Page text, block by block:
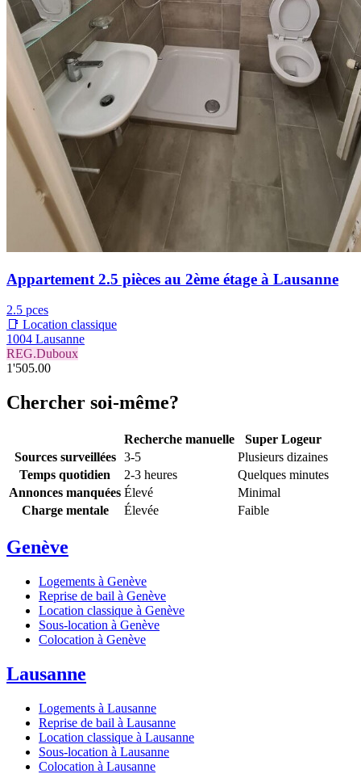
Appartement 2.5 pièces au 2ème étage à Lausanne
2.5 pces
📑 Location classique
1004 Lausanne
REG.Duboux
1'505.00
Chercher soi-même?
Recherche manuelle
Super Logeur
Sources surveillées
3-5
Plusieurs dizaines
Temps quotidien
2-3 heures
Quelques minutes
Annonces manquées Élevé
Minimal
Charge mentale
Élevée Faible
Genève
Logements à Genève
Reprise de bail à Genève
Location classique à Genève
Sous-location à Genève
Colocation à Genève
Lausanne
Logements à Lausanne
Reprise de bail à Lausanne
Location classique à Lausanne
Sous-location à Lausanne
Colocation à Lausanne